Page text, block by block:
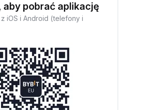
aby pobrać aplikację
iOS i Android (telefony i